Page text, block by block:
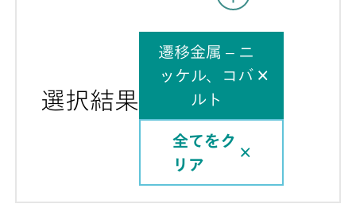
選択結果
遷移金属 – ニ
ッケル、コバ
ルト
全てをク
リア